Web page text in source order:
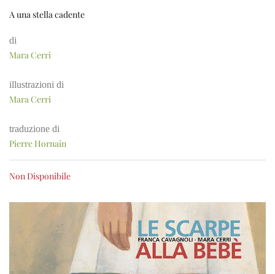
A una stella cadente
di
Mara Cerri
illustrazioni di
Mara Cerri
traduzione di
Pierre Hornain
Non Disponibile